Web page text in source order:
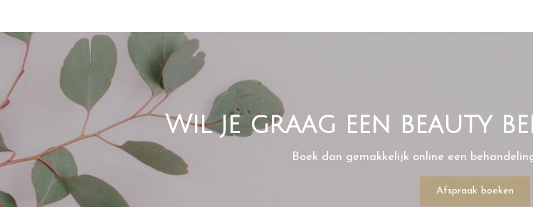
Wil je graag een beauty
Boek dan gemakkelijk online een
Afspraak boeken